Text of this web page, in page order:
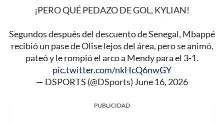
¡PERO QUÉ PEDAZO DE GOL, KYLIAN!
Segundos después del descuento de Senegal, Mbappé
recibió un pase de Olise lejos del área, pero se animó,
pateó y le rompió el arco a Mendy para el 3-1.
pic.twitter.com/nkHcQ6nwGY
— DSPORTS (@DSports) June 16, 2026
PUBLICIDAD